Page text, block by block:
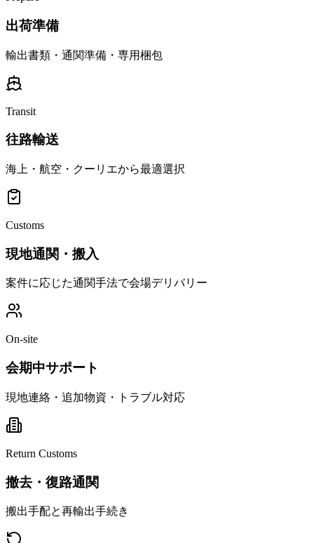
出荷準備
輸出書類・通関準備・専用梱包
Transit
往路輸送
海上・航空・クーリエから最適選択
Customs
現地通関・搬入
案件に応じた通関手法で会場デリバリー
On-site
会期中サポート
現地連絡・追加物資・トラブル対応
Return Customs
撤去・復路通関
搬出手配と再輸出手続き